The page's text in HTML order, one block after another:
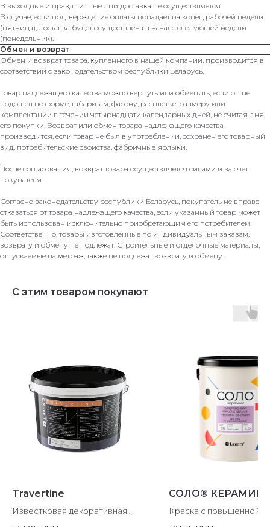
В выходные и праздничные дни доставка не осуществляется.
В случае, если подтверждение оплаты попадает на конец рабочей недели
(пятница), доставка будет осуществлена в начале следующей недели
(понедельник).
Обмен и возврат
Обмен и возврат товара, купленного в нашей компании, производится в
соответствии с законодательством республики Беларусь.
Товар надлежащего качества можно вернуть или обменять, если он не
подошел по форме, габаритам, фасону, расцветке, размеру или
комплектации в течении четырнадцати календарных дней, не считая дня
его покупки. Возврат или обмен товара надлежащего качества
производится, если товар не был в употреблении, сохранен его товарный
вид, потребительские свойства, фабричные ярлыки.
После согласования, возврат товара осуществляется силами и за счет
покупателя.
Согласно законодательству республики Беларусь, покупатель не вправе
отказаться от товара надлежащего качества, если указанный товар может
быть использован исключительно приобретающим его потребителем.
Соответственно, товары изготовленные по индивидуальным заказам,
возврату и обмену не подлежат. Строительные и отделочные материалы,
отпускаемые на метраж, также не подлежат возврату и обмену.
С этим товаром покупают
Travertine
Известковая декоративная
СОЛО® КЕРАМИК
Краска с повышенной